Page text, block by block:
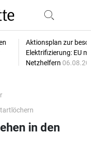
Aktionsplan zur
Elektrifizierung: EU
Netzhelfern
in den